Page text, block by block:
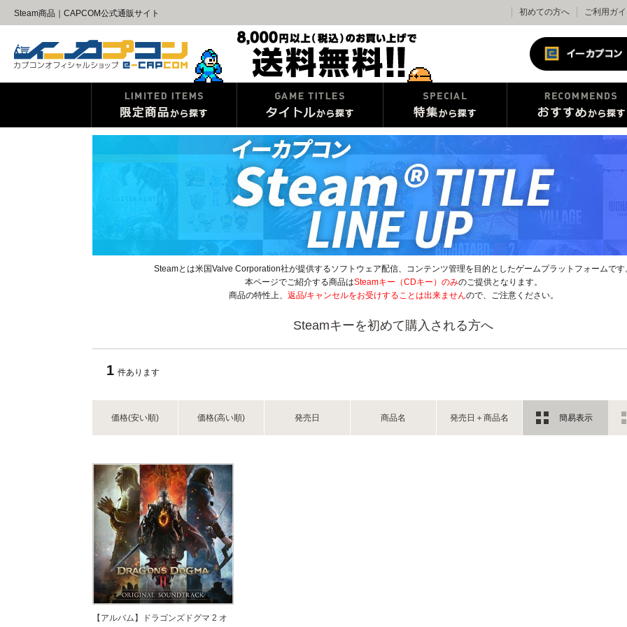
Steam商品｜CAPCOM公式通販サイト 初めての方へ ご利用ガ
Steamとは米国Valve Corporation社が提供するソフトウェア配信、コンテンツ管理を目的としたゲームプラットフォームです
本ページでご紹介する商品はSteamキー（CDキー）のみのご提供となります。
商品の特性上、 返品/キャンセルをお受けすることは出来ませんので、ご注意ください。
Steamキーを初めて購入される方へ
1 件あります
価格(安い順) 価格(高い順) 発売日 商品名 発売日＋商品名 簡易表示
【アルバム】ドラゴンズドグマ 2 オ